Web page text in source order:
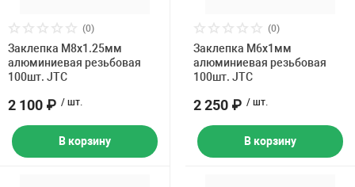
(0)
Заклепка M8х1.25мм
алюминиевая резьбовая
100шт. JTC
2 100 ₽ / шт.
В корзину
(0)
Заклепка M6х1мм
алюминиевая резьбовая
100шт. JTC
2 250 ₽ / шт.
В корзину